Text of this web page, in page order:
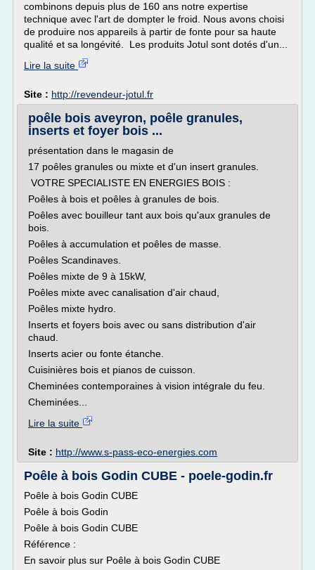
combinons depuis plus de 160 ans notre expertise
technique avec l'art de dompter le froid. Nous avons choisi
de produire nos appareils à partir de fonte pour sa haute
qualité et sa longévité. Les produits Jotul sont dotés d'un...
Lire la suite
Site : http://revendeur-jotul.fr
poêle bois aveyron, poêle granules,
inserts et foyer bois ...
présentation dans le magasin de
17 poêles granules ou mixte et d'un insert granules.
VOTRE SPECIALISTE EN ENERGIES BOIS :
Poêles à bois et poêles à granules de bois.
Poêles avec bouilleur tant aux bois qu'aux granules de
bois.
Poêles à accumulation et poêles de masse.
Poêles Scandinaves.
Poêles mixte de 9 à 15kW,
Poêles mixte avec canalisation d'air chaud,
Poêles mixte hydro.
Inserts et foyers bois avec ou sans distribution d'air
chaud.
Inserts acier ou fonte étanche.
Cuisinières bois et pianos de cuisson.
Cheminées contemporaines à vision intégrale du feu.
Cheminées...
Lire la suite
Site : http://www.s-pass-eco-energies.com
Poêle à bois Godin CUBE - poele-godin.fr
Poêle à bois Godin CUBE
Poêle à bois Godin
Poêle à bois Godin CUBE
Référence :
En savoir plus sur Poêle à bois Godin CUBE